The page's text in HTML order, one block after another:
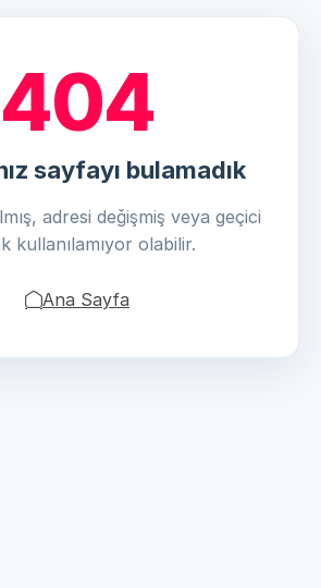
404
sayfayı bulamadık
adresi değişmiş veya geçici
kullanılamıyor olabilir.
Ana Sayfa